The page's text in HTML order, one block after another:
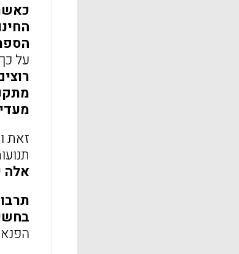
על
זאת
אלה